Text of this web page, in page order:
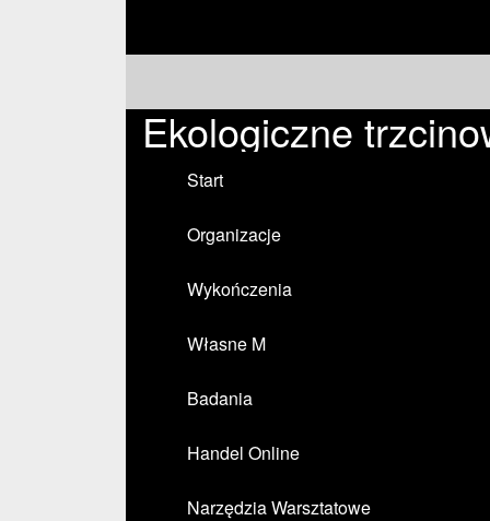
Ekologiczne
Start
Organizacje
Wykończenia
Własne M
Badania
Handel Online
Narzędzia Warsztatowe